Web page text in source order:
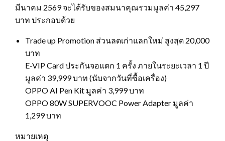
มีนาคม 2569 จะได้รับของสมนาคุณรวมมูลค่า 45,297
บาท ประกอบด้วย
Trade up Promotion ส่วนลดเก่าแลกใหม่ สูงสุด 20,000
บาท
E-VIP Card ประกันจอแตก 1 ครั้ง ภายในระยะเวลา 1 ปี
มูลค่า 39,999 บาท (นับจากวันที่ซื้อเครื่อง)
OPPO AI Pen Kit มูลค่า 3,999 บาท
OPPO 80W SUPERVOOC Power Adapter มูลค่า
1,299 บาท
หมายเหตุ